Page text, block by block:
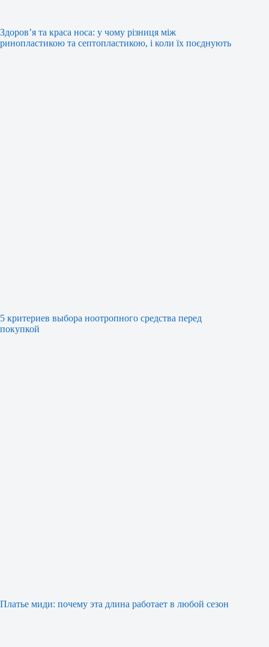
Здоров’я та краса носа: у чому різниця між
ринопластикою та септопластикою, і коли їх поєднують
5 критериев выбора ноотропного средства перед
покупкой
Платье миди: почему эта длина работает в любой сезон